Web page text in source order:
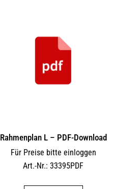
Rahmenplan L – PDF-Download
Für Preise bitte einloggen
Art.-Nr.: 33395PDF